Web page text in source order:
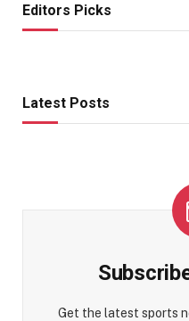
Editors Picks
Latest Posts
Get the latest sports